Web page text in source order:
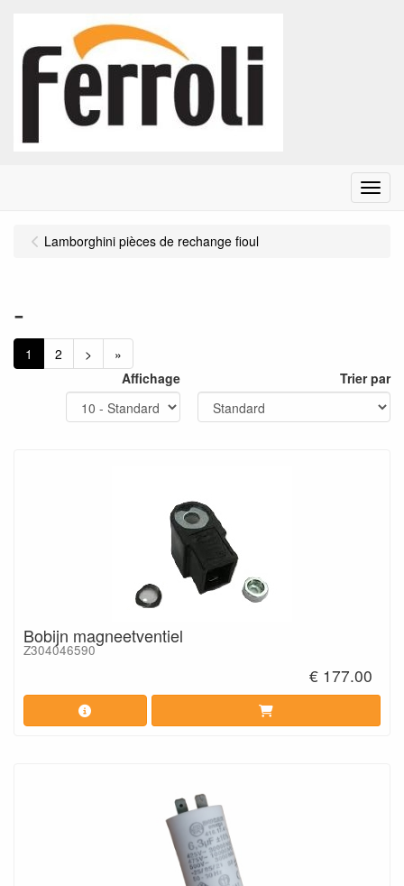
Menu
Lamborghini pièces de rechange fioul
-
1 2 >
»
Affichage
Trier par
Bobijn magneetventiel
Z304046590
€ 177.00